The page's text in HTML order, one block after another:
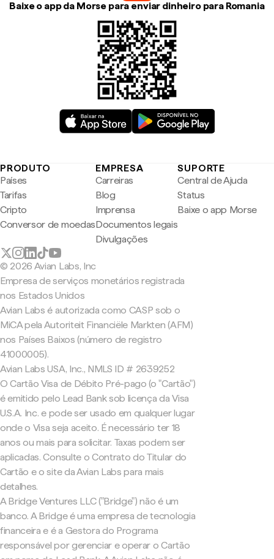
Baixe o app da Morse para enviar dinheiro para Romania
PRODUTO
Países
Tarifas
Cripto
Conversor de moedas
EMPRESA
Carreiras
Blog
Imprensa
Documentos legais
Divulgações
SUPORTE
Central de Ajuda
Status
Baixe o app Morse
© 2026 Avian Labs, Inc
Empresa de serviços monetários registrada
nos Estados Unidos
Avian Labs é autorizada como CASP sob o
MiCA pela Autoriteit Financiële Markten (AFM)
nos Países Baixos (número de registro
41000005).
Avian Labs USA, Inc., NMLS ID # 2639252
O Cartão Visa de Débito Pré-pago (o "Cartão")
é emitido pelo Lead Bank sob licença da Visa
U.S.A. Inc. e pode ser usado em qualquer lugar
onde o Visa seja aceito. É necessário ter 18
anos ou mais para solicitar. Taxas podem ser
aplicadas. Consulte o Contrato do Titular do
Cartão e o site da Avian Labs para mais
detalhes.
A Bridge Ventures LLC ("Bridge") não é um
banco. A Bridge é uma empresa de tecnologia
financeira e é a Gestora do Programa
responsável por gerenciar e operar o Cartão